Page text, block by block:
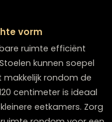
bij lange
iedere maaltijd een
kleine